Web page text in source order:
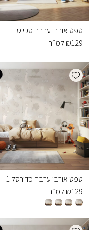
טפט אורבן ערבה סקייט
₪129 למ״ר
Add wishlist
טפט אורבן ערבה כדורסל 1
₪129 למ״ר
Add wishlist